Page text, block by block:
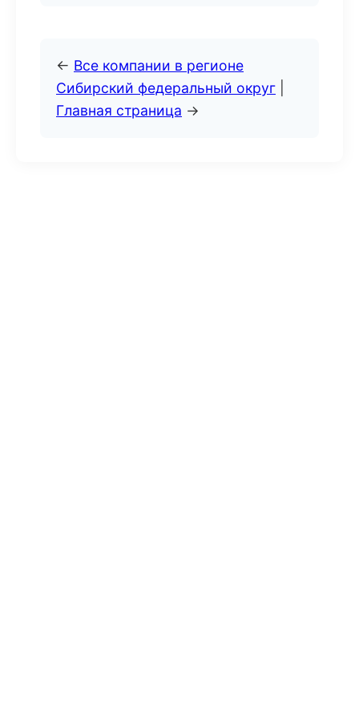
← Все компании в регионе
Сибирский федеральный округ
Главная страница →